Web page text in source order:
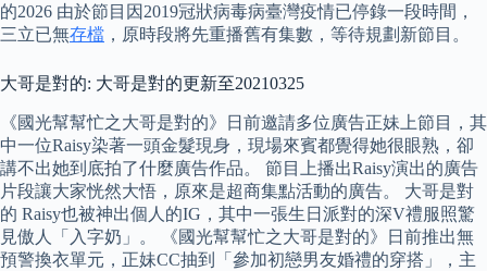
的2026 由於節目因2019冠狀病毒病臺灣疫情已停錄一段時間，
三立已無存檔 ，原時段將先重播舊有集數，等待規劃新節目。
大哥是對的: 大哥是對的更新至20210325
《國光幫幫忙之大哥是對的》日前邀請多位廣告正妹上節目，其
中一位Raisy染著一頭金髮現身，現場來賓都覺得她很眼熟，卻
講不出她到底拍了什麼廣告作品。 節目上播出Raisy演出的廣告
片段讓大家恍然大悟，原來是超商集點活動的廣告。 大哥是對
的 Raisy也被神出個人的IG，其中一張生日派對的深V禮服照驚
見傲人「入字奶」。 《國光幫幫忙之大哥是對的》日前推出無
預警換衣單元，正妹CC抽到「參加初戀男友婚禮的穿搭」，主